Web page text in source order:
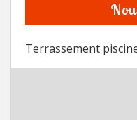
Terrassement